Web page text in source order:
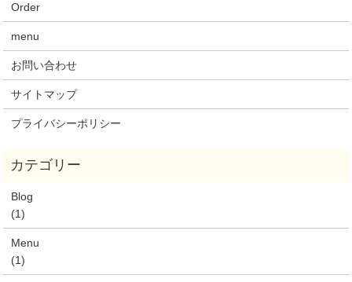
Order
menu
お問い合わせ
サイトマップ
プライバシーポリシー
Blog
(1)
Menu
(1)